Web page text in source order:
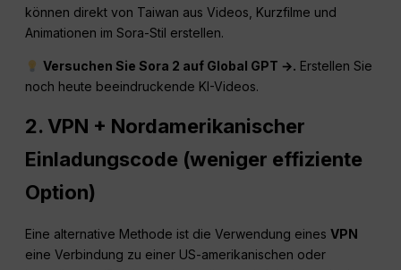
können direkt von Taiwan aus Videos, Kurzfilme und
Animationen im Sora-Stil erstellen.
Versuchen Sie Sora 2 auf Global GPT →. Erstellen Sie
noch heute beeindruckende KI-Videos.
2. VPN + Nordamerikanischer
Einladungscode (weniger effiziente
Option)
Eine alternative Methode ist die Verwendung einesVPN
eine Verbindung zu einer US-amerikanischen oder